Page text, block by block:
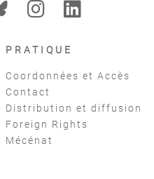
PRATIQUE
Coordonnées et Accès
Contact
Distribution et diffusion
Foreign Rights
Mécénat